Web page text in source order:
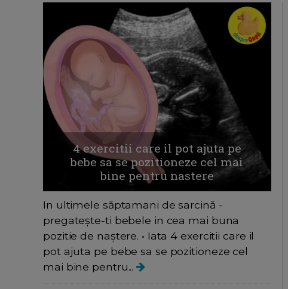
4 exercitii care il pot ajuta pe
bebe sa se pozitioneze cel mai
bine pentru nastere
In ultimele săptamani de sarcină -
pregatește-ti bebele in cea mai buna
pozitie de naștere. • Iata 4 exercitii care il
pot ajuta pe bebe sa se pozitioneze cel
mai bine pentru...